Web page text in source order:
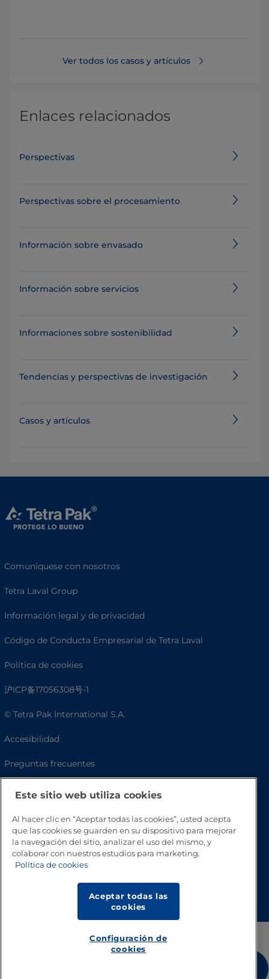
Ver todos los casos y artículos
Enlaces relacionados
Perspectivas
Perspectivas sobre el procesamiento
Información sobre envasado
Información sobre servicios
Informaciones sobre sostenibilidad
Tendencias y perspectivas de investigación
Casos y artículos
Comuníquese con nosotros
Tetra Laval Group
Información legal y de privacidad
Código de Conducta Empresarial de Tetra Laval
Política de cookies
沪ICP备17056308号-1
© Tetra Pak International S.A.
Accesibilidad
Preguntas frecuentes
Este sitio web utiliza cookies
Al hacer clic en “Aceptar todas las cookies”, usted acepta
que las cookies se guarden en su dispositivo para mejorar
la navegación del sitio, analizar el uso del mismo, y
colaborar con nuestros estudios para marketing.
Política de cookies
Aceptar todas las
cookies
Configuración de
cookies